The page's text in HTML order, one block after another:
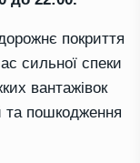
покриття
сильної спеки
вантажівок
та пошкодження